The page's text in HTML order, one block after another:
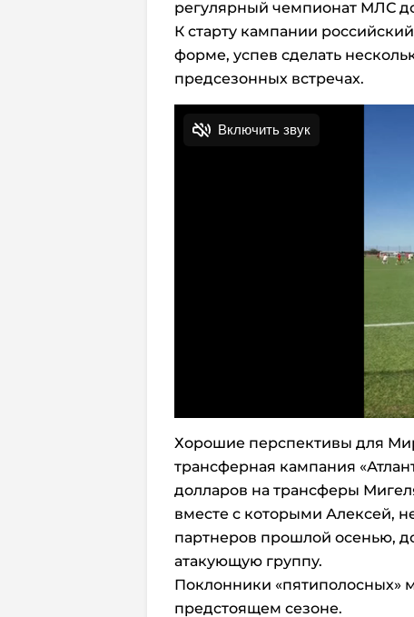
регулярный чемпионат МЛС
К старту кампании
форме, успев сделать
предсезонных встречах.
Хорошие перспективы для
трансферная кампания
долларов на трансферы
вместе с которыми Алексей,
партнеров прошлой осенью,
атакующую группу.
Поклонники «пятиполосных»
предстоящем сезоне.